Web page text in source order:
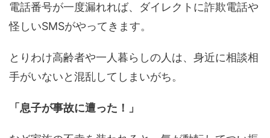
電話番号が一度漏れれば、ダイレクトに詐欺電話や
怪しいSMSがやってきます。
とりわけ高齢者や一人暮らしの人は、身近に相談相
手がいないと混乱してしまいがち。
「息子が事故に遭った！」